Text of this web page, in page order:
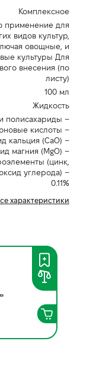
Комплексное
применение для
видов культур,
овощные, и
культуры Для
внесения (по
листу)
100 мл
Жидкость
полисахариды –
кислоты –
кальция (CaO) –
магния (MgO) –
(цинк,
углерода) –
0.11%
характеристики